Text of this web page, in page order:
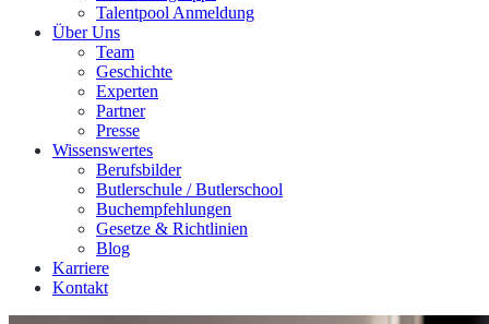
Talentpool Anmeldung
Über Uns
Team
Geschichte
Experten
Partner
Presse
Wissenswertes
Berufsbilder
Butlerschule / Butlerschool
Buchempfehlungen
Gesetze & Richtlinien
Blog
Karriere
Kontakt